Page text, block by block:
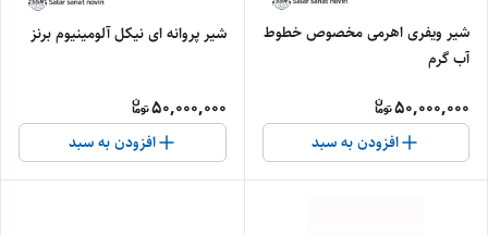
شیر ویفری اهرمی مخصوص خطوط
آب گرم
50,000,000
افزودن به سبد
شیر پروانه ای نیکل آلومینیوم برنز
50,000,000
افزودن به سبد